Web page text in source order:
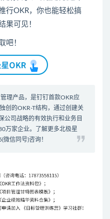
行OKR，你也能轻松搞
果可见！
吧！
理产品，是钉钉首款OKR应
创的OKR-T结构，通过创建关
公司战略的有效执行和业务目
万家企业。了解更多北极星
信同号)咨询！